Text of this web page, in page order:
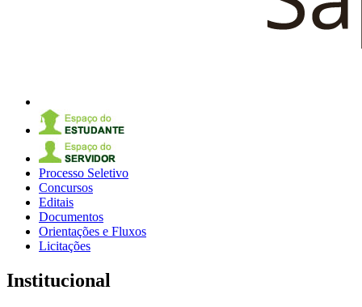
Processo Seletivo
Concursos
Editais
Documentos
Orientações e Fluxos
Licitações
Institucional